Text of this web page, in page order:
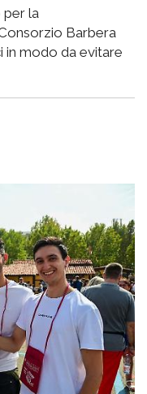
per la
Barbera
in modo da evitare